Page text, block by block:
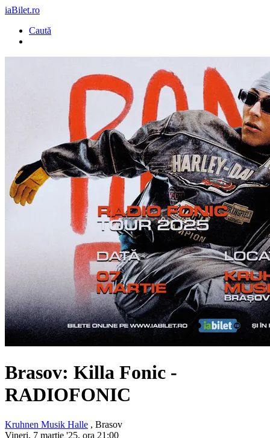
iaBilet.ro
Caută
Brasov: Killa Fonic -
RADIOFONIC
Kruhnen Musik Halle , Brasov
Vineri, 7 martie '25, ora 21:00